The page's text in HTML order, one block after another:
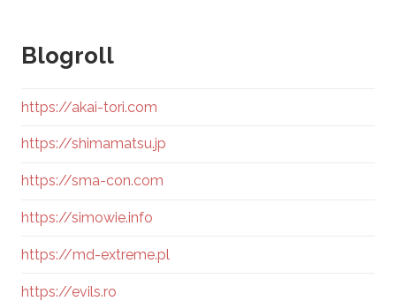
Blogroll
https://akai-tori.com
https://shimamatsu.jp
https://sma-con.com
https://simowie.info
https://md-extreme.pl
https://evils.ro